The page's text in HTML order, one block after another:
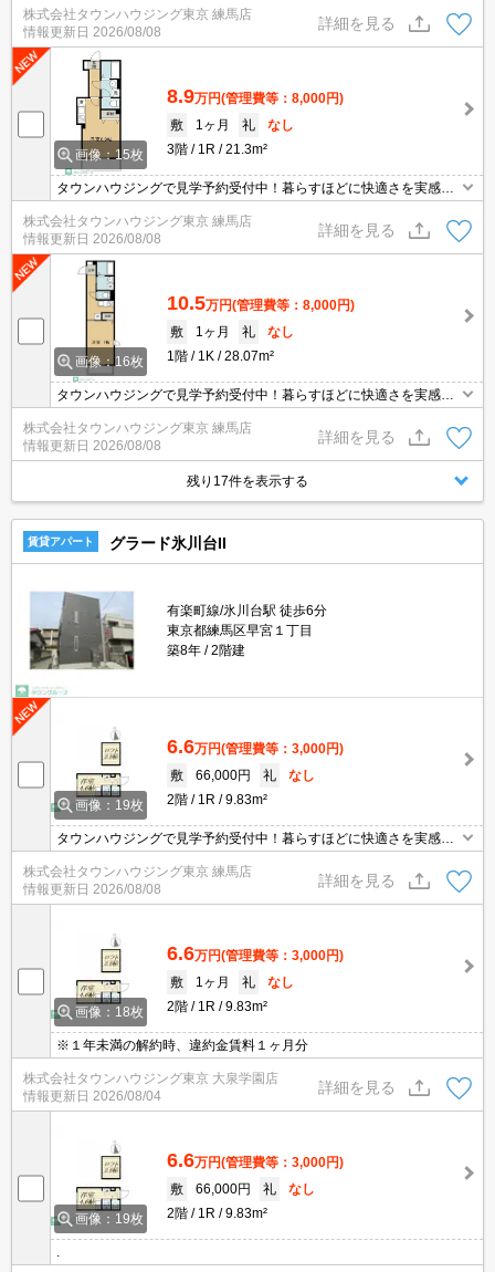
株式会社タウンハウジング東京 練馬店
情報更新日 2026/08/08
詳細を見る
画像：15枚
8.9万円(管理費等：8,000円)
敷
1ヶ月 礼
なし
3階
1R 21.3m²
タウンハウジングで見学予約受付中！暮らすほどに快適さを実感で
きる設備仕様！駅前商業施設の多さ！日常の買い物に便利！
株式会社タウンハウジング東京 練馬店
情報更新日 2026/08/08
詳細を見る
画像：16枚
10.5万円(管理費等：8,000円)
敷
1ヶ月 礼
なし
1階
1K 28.07m²
タウンハウジングで見学予約受付中！暮らすほどに快適さを実感で
きる設備仕様！駅前商業施設の多さ！日常の買い物に便利！
株式会社タウンハウジング東京 練馬店
情報更新日 2026/08/08
詳細を見る
残り17件を表示する
賃貸アパート グラード氷川台II
有楽町線/氷川台駅 徒歩6分
東京都練馬区早宮１丁目
築8年
2階建
画像：19枚
6.6万円(管理費等：3,000円)
敷
66,000円 礼
なし
2階
1R 9.83m²
タウンハウジングで見学予約受付中！暮らすほどに快適さを実感で
きる設備仕様！駅前商業施設の多さ！日常の買い物に便利！
株式会社タウンハウジング東京 練馬店
情報更新日 2026/08/08
詳細を見る
画像：18枚
6.6万円(管理費等：3,000円)
敷
1ヶ月 礼
なし
2階
1R 9.83m²
※１年未満の解約時、違約金賃料１ヶ月分
株式会社タウンハウジング東京 大泉学園店
情報更新日 2026/08/04
詳細を見る
画像：19枚
6.6万円(管理費等：3,000円)
敷
66,000円 礼
なし
2階
1R 9.83m²